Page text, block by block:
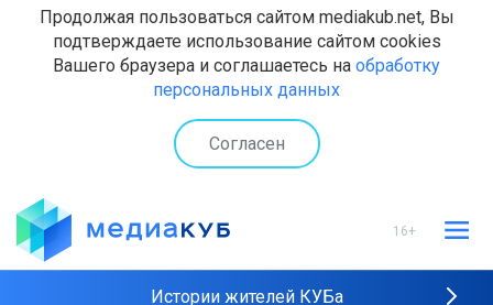
Продолжая пользоваться сайтом mediakub.net, Вы
подтверждаете использование сайтом cookies
Вашего браузера и соглашаетесь на обработку
персональных данных
Согласен
16+
Истории жителей КУБа